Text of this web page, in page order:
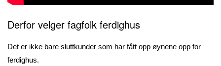
Derfor velger fagfolk ferdighus
Det er ikke bare sluttkunder som har fått opp øynene opp for
ferdighus.